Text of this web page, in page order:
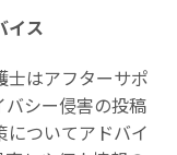
イス
士はアフターサポ
シー侵害の投稿
ついてアドバイ